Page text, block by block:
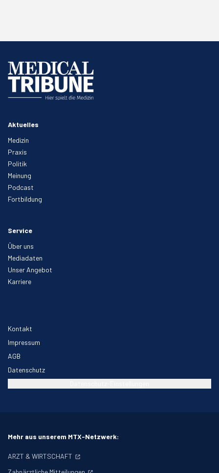
Aktuelles
Medizin
Praxis
Politik
Meinung
Podcast
Fortbildung
Service
Über uns
Mediadaten
Unser Angebot
Karriere
Kontakt
Impressum
AGB
Datenschutz
Mehr aus unserem MTX-Netzwerk:
ARZT & WIRTSCHAFT